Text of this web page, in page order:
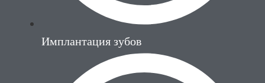
Имплантация зубов